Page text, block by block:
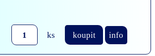
ks koupit info